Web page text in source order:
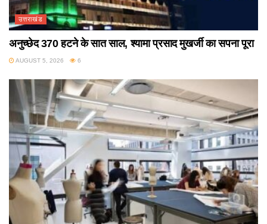
उत्तराखंड
अनुच्छेद 370 हटने के सात साल, श्यामा प्रसाद मुखर्जी का सपना पूरा
AUGUST 5, 2026 6